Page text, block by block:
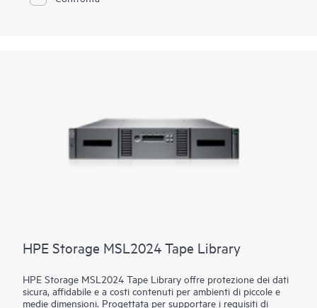
MSL6480 offre un eccellente ROI per lo storage, a un prezzo
HPE Storage MSL2024 Tape Library
HPE Storage MSL2024 Tape Library offre protezione dei dati
sicura, affidabile e a costi contenuti per ambienti di piccole e
medie dimensioni. Progettata per supportare i requisiti di